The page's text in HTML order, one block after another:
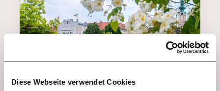
Diese Webseite verwendet Cookies